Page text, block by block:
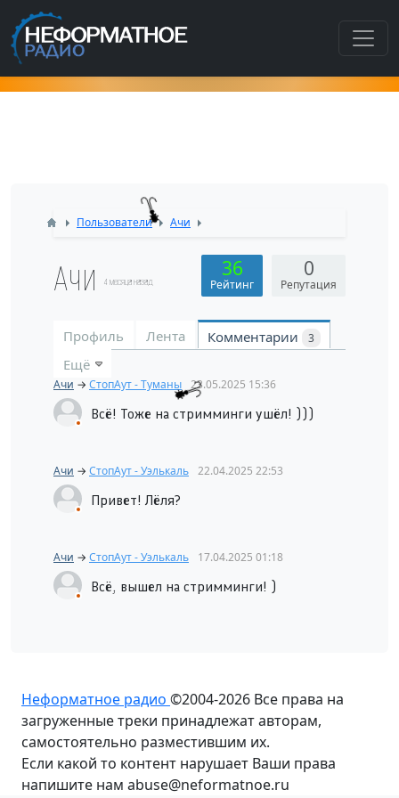
Как попасть в этот раздел???
Пользователи Ачи
Ачи 4 месяца назад
0
Репутация
36
Рейтинг
Профиль Лента Комментарии 3
Ещё
Ачи → СтопАут - Туманы 23.05.2025 15:36
Всё! Тоже на стримминги ушёл! )))
Ачи → СтопАут - Уэлькаль 22.04.2025 22:53
Привет! Лëля?
Ачи → СтопАут - Уэлькаль 17.04.2025 01:18
Всë, вышел на стримминги! )
Неформатное радио ©2004-2026 Все права на
загруженные треки принадлежат авторам,
самостоятельно разместившим их.
Если какой то контент нарушает Ваши права
напишите нам abuse@neformatnoe.ru